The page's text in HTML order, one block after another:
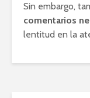
Sin embargo,
comentarios
lentitud en la